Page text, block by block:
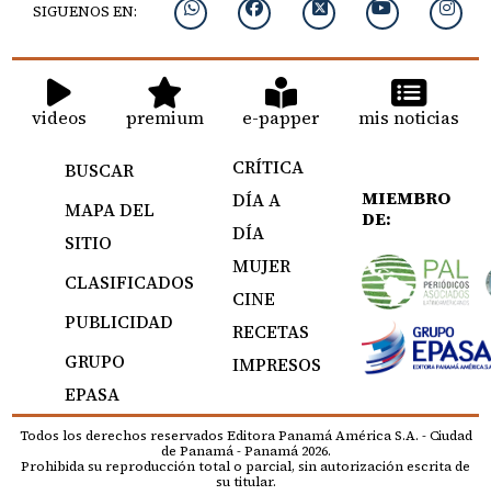
SIGUENOS EN:
videos premium e-papper mis noticias
BUSCAR
MAPA DEL
SITIO
CLASIFICADOS
PUBLICIDAD
GRUPO
EPASA
CRÍTICA
DÍA A
DÍA
MUJER
CINE
RECETAS
IMPRESOS
MIEMBRO
DE:
Todos los derechos reservados Editora Panamá América S.A. - Ciudad
de Panamá - Panamá 2026.
Prohibida su reproducción total o parcial, sin autorización escrita de
su titular.